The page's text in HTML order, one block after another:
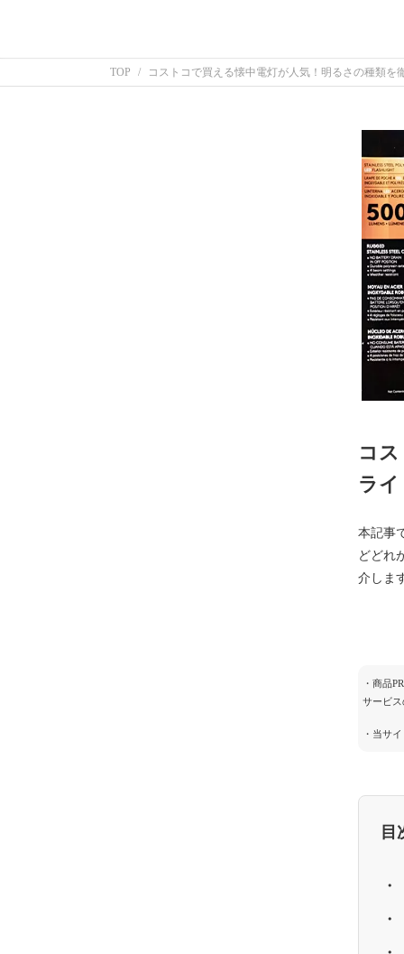
TOP コストコで買える懐中電灯が人気！明るさの種類
コ
ラ
本記事
どどれ
介しま
・商品
サービ
・当サ
目